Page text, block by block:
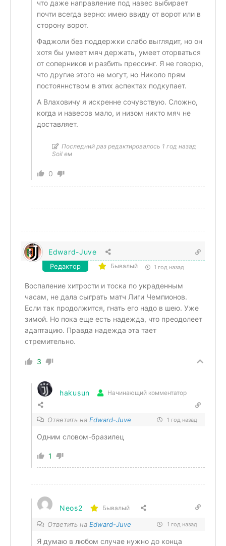
что даже направление под навес выбирает
почти всегда верно: имею ввиду от ворот или в
сторону ворот.
Фаджоли без поддержки слабо выглядит, но он
хотя бы умеет мяч держать, умеет оторваться
от соперников и разбить прессинг. Я не говорю,
что другие этого не могут, но Николо прям
постояннством в этих аспектах подкупает.
А Влаховичу я искренне сочувствую. Сложно,
когда и навесов мало, и низом никто мяч не
доставляет.
Последний раз редактировалось 1 год назад
Soil ем
0
Edward-Juve
Редактор Бывалый 1 год назад
Воспаление хитрости и тоска по украденным
часам, не дала сыграть матч Лиги Чемпионов.
Если так продолжится, гнать его надо в шею. Уже
зимой. Но пока еще есть надежда, что преодолеет
адаптацию. Правда надежда эта тает
стремительно.
3
hakusun Начинающий комментатор
Ответить на Edward-Juve 1 год назад
Одним словом-бразилец
1
Neos2 Бывалый
Ответить на Edward-Juve 1 год назад
Я думаю в любом случае нужно до конца